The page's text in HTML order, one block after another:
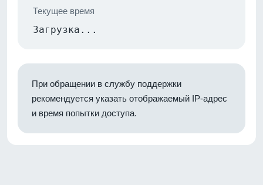
Текущее время
Загрузка...
При обращении в службу поддержки
рекомендуется указать отображаемый IP-адрес
и время попытки доступа.